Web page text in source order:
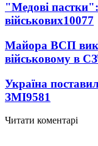
"Медові
військових10077
Майора ВСП
військовому в
Україна
ЗМІ9581
Читати коментарі